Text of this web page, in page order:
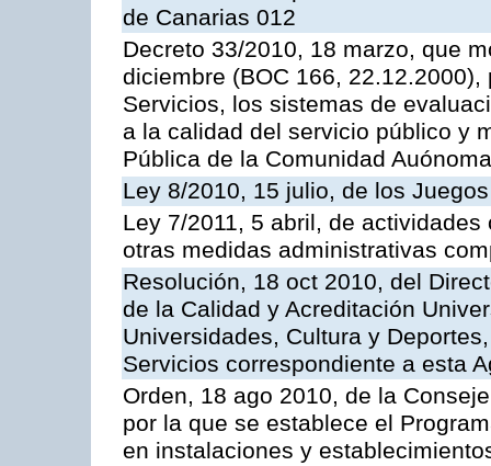
de Canarias 012
Decreto 33/2010, 18 marzo, que
diciembre (BOC 166,
Servicios, los sistemas de
a la calidad del servicio público y
Pública de la Comunidad
Ley 8/2010, 15 julio, de los
Ley 7/2011, 5 abril, de
otras medidas administrativas
Resolución, 18 oct 2010, del
de la Calidad y Acreditación
Universidades, Cultura y
Servicios correspondiente a esta
Orden, 18 ago 2010, de la
por la que se establece el
en instalaciones y